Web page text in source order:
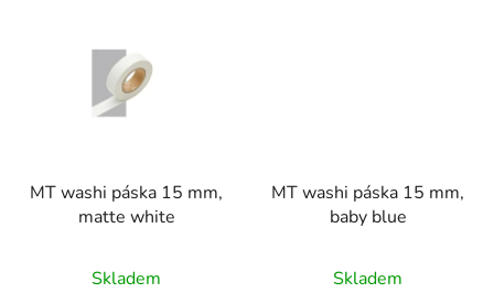
MT washi páska 15 mm,
matte white
Skladem
MT washi páska 15 mm,
baby blue
Skladem